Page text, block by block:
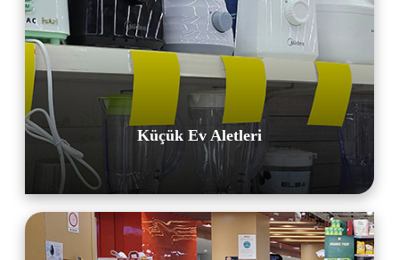
Küçük Ev Aletleri